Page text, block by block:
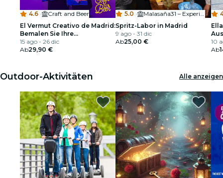
4.6 ·
Craft and Beer
El Vermut Creativo de Madrid:
Bemalen Sie Ihre
Tragetasche mit Neonfarben
und Genießen Sie Einen
15 ago - 26 dic
Ab29,90 €
5.0 ·
Malasaña31 – Experiential Bar
Spritz-Labor in Madrid
9 ago - 31 dic
Ab25,00 €
10
Ab
Outdoor-Aktivitäten Alle anzeigen